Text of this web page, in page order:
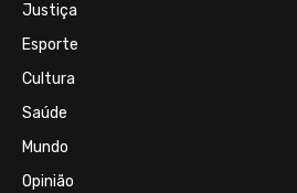
Justiça
Esporte
Cultura
Saúde
Mundo
Opinião